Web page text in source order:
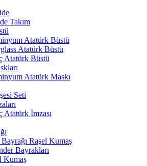
Takım
Atatürk Büstü
Atatürk Büstü
Atatürk Büstü
Atatürk Maskı
Seti
Atatürk İmzası
Raşel Kumaş
Bayrakları
Kumaş